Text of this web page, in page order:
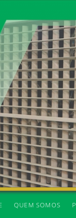
QUEM SOMOS